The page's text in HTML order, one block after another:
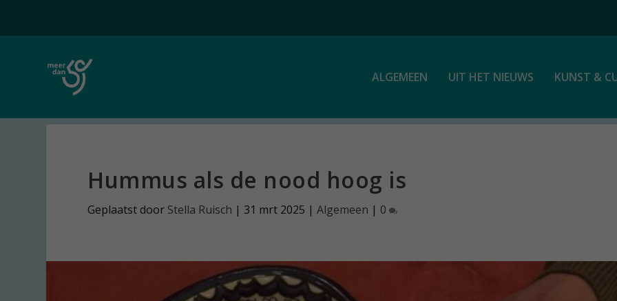
ALGEMEEN UIT HET NIEUWS KUNST &
Hummus als de nood hoog is
Geplaatst door Stella Ruisch | 31 mrt 2025 |Algemeen | 0